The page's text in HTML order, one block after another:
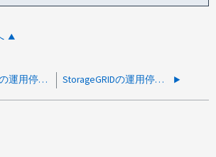
StorageGRID の運用停止が「Cassandra レプリケーション戦略から groupxx を削除できませんでした」というエラーで失敗する StorageGRIDの運用停止がCSNFまたはCSSFエラーで一時停止状態になる